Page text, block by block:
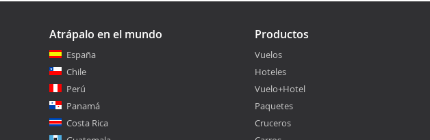
Atrápalo en el mundo
España
Chile
Perú
Panamá
Costa Rica
Productos
Vuelos
Hoteles
Vuelo+Hotel
Paquetes
Cruceros